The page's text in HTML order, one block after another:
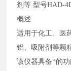
剂等型号HAD-
概述
适用于化工、医
铝、吸附剂等颗
该仪器具备*的